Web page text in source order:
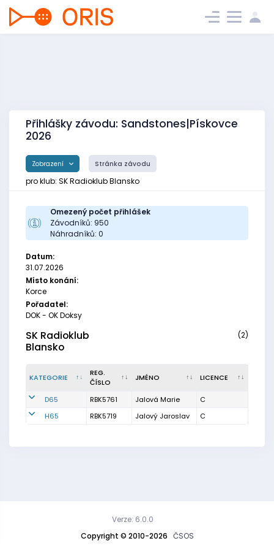
Přihlášky závodu: Sandstones|Pískovce
2026
Zobrazení Stránka závodu
pro klub: SK Radioklub Blansko
Omezený počet přihlášek
Závodníků: 950
Náhradníků: 0
Datum:
31.07.2026
Místo konání:
Korce
Pořadatel:
DOK - OK Doksy
SK Radioklub
Blansko
(2)
KATEGORIE
REG.
ČÍSLO
JMÉNO LICENCE
D65 RBK5761 Jalová Marie
C
H65
RBK5719 Jalový Jaroslav C
Copyright © 2010-2026 ČSOS
Verze: 6.0.0